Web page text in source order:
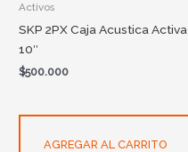
Activos
SKP 2PX Caja Acustica Activa
10″
$500.000
AGREGAR AL CARRITO